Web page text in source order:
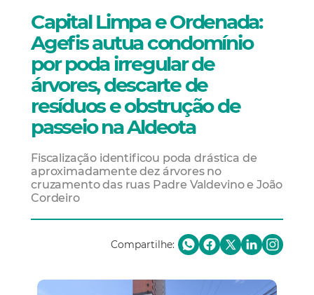
Capital Limpa e Ordenada:
Agefis autua condomínio
por poda irregular de
árvores, descarte de
resíduos e obstrução de
passeio na Aldeota
Fiscalização identificou poda drástica de
aproximadamente dez árvores no
cruzamento das ruas Padre Valdevino e João
Cordeiro
Compartilhe: